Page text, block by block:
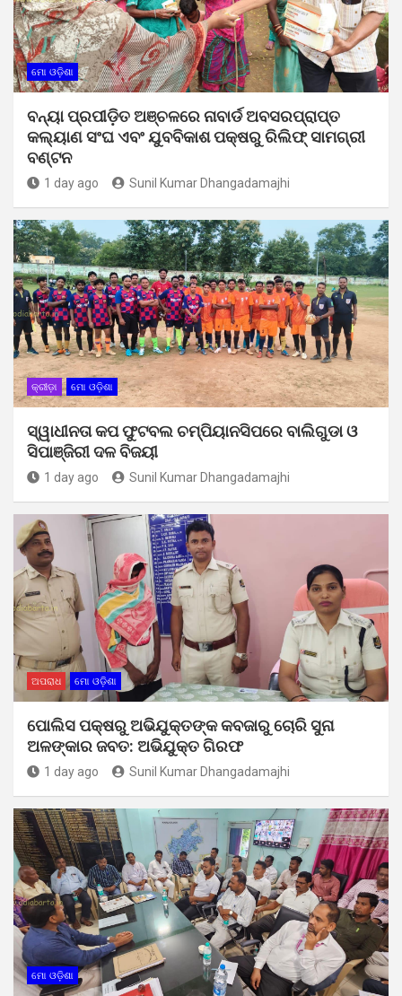
ମୋ ଓଡ଼ିଶା
ବନ୍ୟା ପ୍ରପୀଡ଼ିତ ଅଞ୍ଚଳରେ ନାବାର୍ଡ ଅବସରପ୍ରାପ୍ତ
କଲ୍ୟାଣ ସଂଘ ଏବଂ ଯୁବବିକାଶ ପକ୍ଷରୁ ରିଲିଫ୍ ସାମଗ୍ରୀ
ବଣ୍ଟନ
1 day ago Sunil Kumar Dhangadamajhi
କ୍ରୀଡ଼ା ମୋ ଓଡ଼ିଶା
ସ୍ୱାଧୀନତା କପ ଫୁଟବଲ ଚମ୍ପିୟାନସିପରେ ବାଲିଗୁଡା ଓ
ସିପାଞ୍ଜିରୀ ଦଳ ବିଜୟୀ
1 day ago Sunil Kumar Dhangadamajhi
ଅପରାଧ ମୋ ଓଡ଼ିଶା
ପୋଲିସ ପକ୍ଷରୁ ଅଭିଯୁକ୍ତଙ୍କ କବଜାରୁ ଚୋରି ସୁନା
ଅଳଙ୍କାର ଜବତ: ଅଭିଯୁକ୍ତ ଗିରଫ
1 day ago Sunil Kumar Dhangadamajhi
ମୋ ଓଡ଼ିଶା